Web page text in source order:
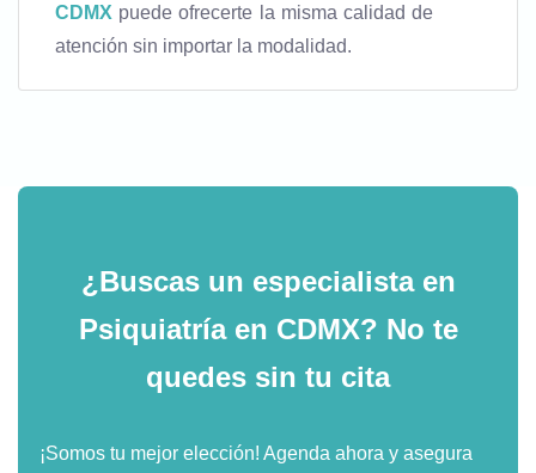
CDMX puede ofrecerte la misma calidad de
atención sin importar la modalidad.
¿Buscas un especialista en
Psiquiatría en CDMX? No te
quedes sin tu cita
¡Somos tu mejor elección! Agenda ahora y asegura